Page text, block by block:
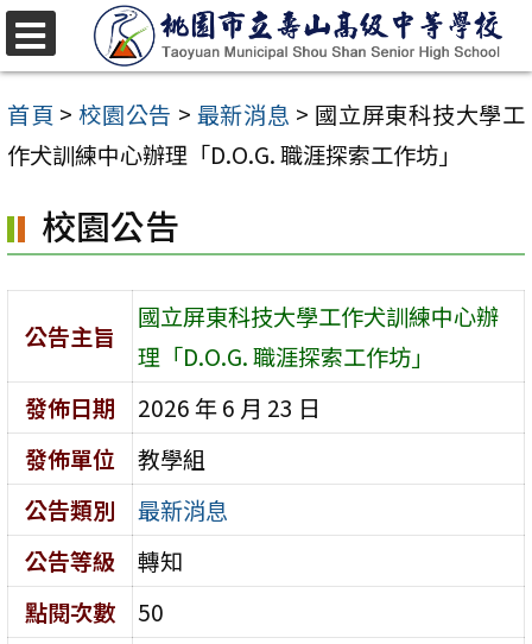
跳
至
主
要
容
區
首頁 > 校園公告 > 最新消息 > 國立屏東科技大學工
作犬訓練中心辦理「D.O.G. 職涯探索工作坊」
校園公告
公告主旨
國立屏東科技大學工作犬訓練中心辦
理「D.O.G. 職涯探索工作坊」
發佈日期
2026 年 6 月 23 日
發佈單位
教學組
公告類別
最新消息
公告等級
轉知
點閱次數
50
選
單